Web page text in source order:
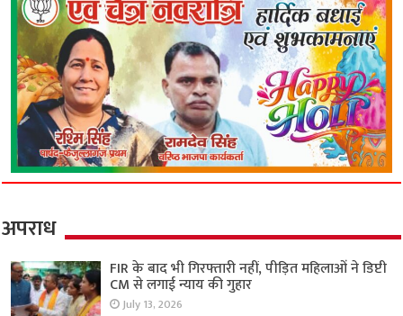
अपराध
FIR के बाद भी गिरफ्तारी नहीं, पीड़ित महिलाओं ने डिप्टी
CM से लगाई न्याय की गुहार
July 13, 2026